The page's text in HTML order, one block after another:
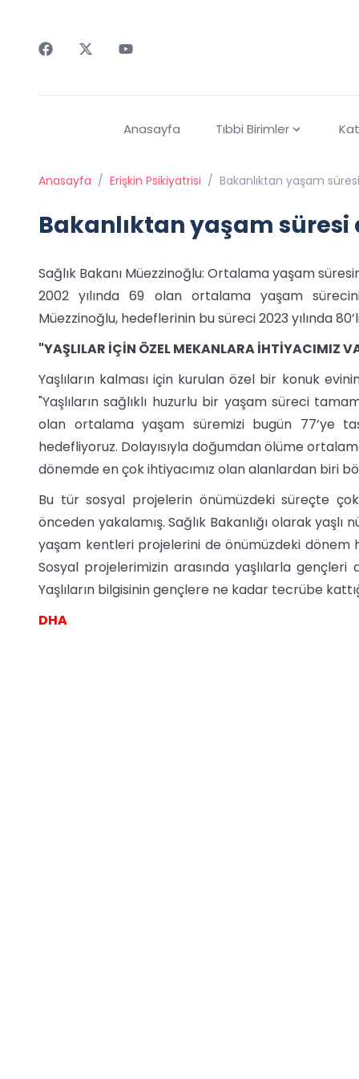
Anasayfa Tıbbi Birimler
Anasayfa / Erişkin Psikiyatrisi / Bakanlıktan yaşam
Bakanlıktan yaşam süresi
Sağlık Bakanı Müezzinoğlu: Ortalama yaşam
2002 yılında 69 olan ortalama yaşam
Müezzinoğlu, hedeflerinin bu süreci 2023 yılında
"YAŞLILAR İÇİN ÖZEL MEKANLARA İHTİYACIMIZ
Yaşlıların kalması için kurulan özel bir konuk
"Yaşlıların sağlıklı huzurlu bir yaşam süreci
olan ortalama yaşam süremizi bugün 77’ye
hedefliyoruz. Dolayısıyla doğumdan ölüme
dönemde en çok ihtiyacımız olan alanlardan biri
Bu tür sosyal projelerin önümüzdeki süreçte
önceden yakalamış. Sağlık Bakanlığı olarak yaşlı
yaşam kentleri projelerini de önümüzdeki dönem
Sosyal projelerimizin arasında yaşlılarla
Yaşlıların bilgisinin gençlere ne kadar tecrübe
DHA